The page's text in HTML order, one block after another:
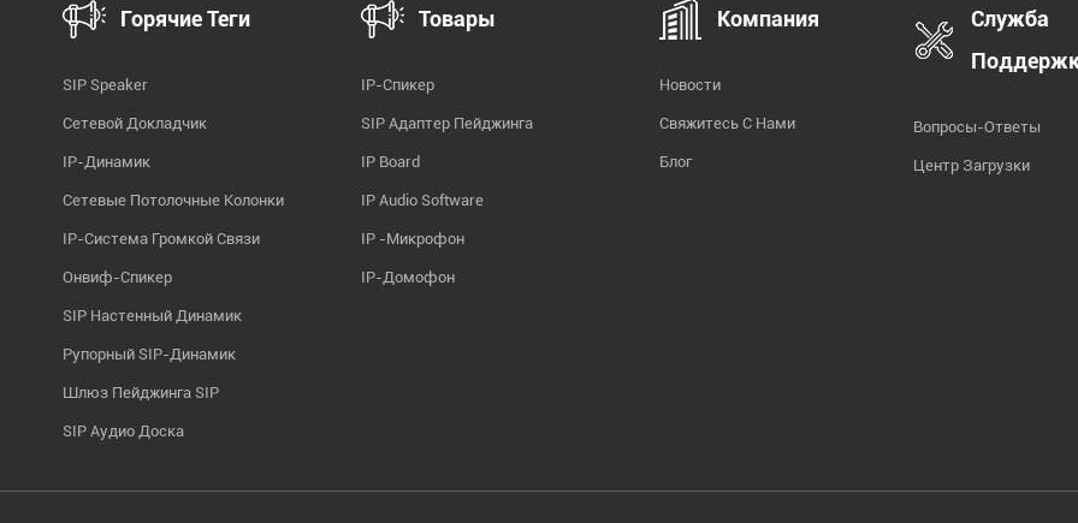
Горячие Теги
SIP Speaker
Сетевой Докладчик
IP-Динамик
Сетевые Потолочные Колонки
IP-Система Громкой Связи
Онвиф-Спикер
SIP Настенный Динамик
Рупорный SIP-Динамик
Шлюз Пейджинга SIP
SIP Аудио Доска
Товары
IP-Спикер
SIP Адаптер Пейджинга
IP Board
IP Audio Software
IP -микрофон
IP-Домофон
Компания
Новости
Свяжитесь С Нами
Блог
Служба
Вопросы-Ответы
Центр Загрузки